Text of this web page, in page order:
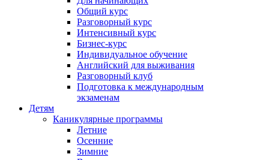
Общий курс
Разговорный курс
Интенсивный курс
Бизнес-курс
Индивидуальное обучение
Английский для выживания
Разговорный клуб
Подготовка к международным
экзаменам
Детям
Каникулярные программы
Летние
Осенние
Зимние